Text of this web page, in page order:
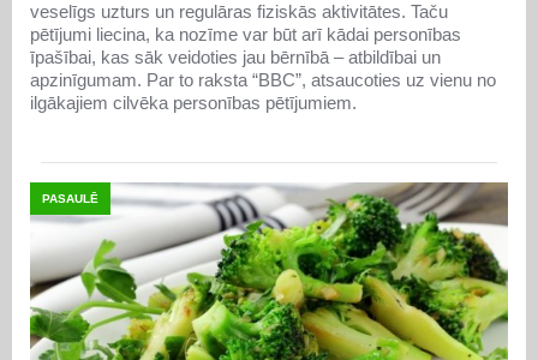
veselīgs uzturs un regulāras fiziskās aktivitātes. Taču
pētījumi liecina, ka nozīme var būt arī kādai personības
īpašībai, kas sāk veidoties jau bērnībā – atbildībai un
apzinīgumam. Par to raksta “BBC”, atsaucoties uz vienu no
ilgākajiem cilvēka personības pētījumiem.
PASAULĒ